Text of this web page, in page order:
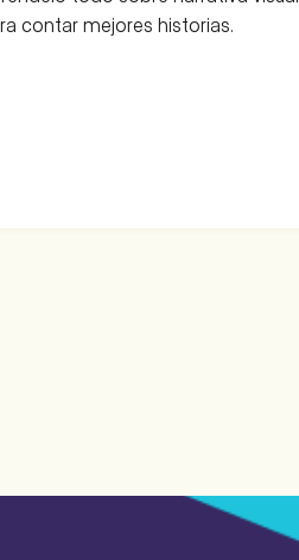
contar mejores historias.